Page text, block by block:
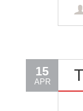
15
APR